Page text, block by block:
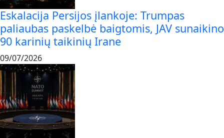
Eskalacija Persijos įlankoje: Trumpas
paliaubas paskelbė baigtomis, JAV sunaikino
90 karinių taikinių Irane
09/07/2026